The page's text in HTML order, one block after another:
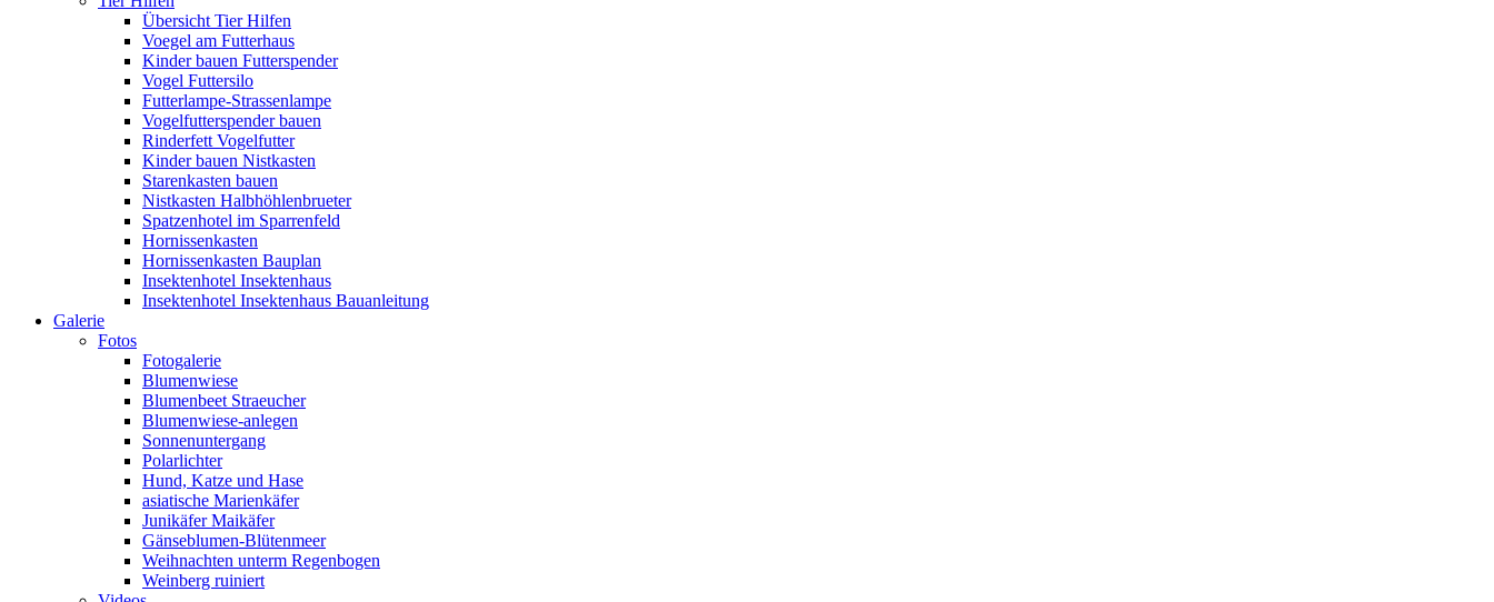
Übersicht Tier Hilfen
Voegel am Futterhaus
Kinder bauen Futterspender
Vogel Futtersilo
Futterlampe-Strassenlampe
Vogelfutterspender bauen
Rinderfett Vogelfutter
Kinder bauen Nistkasten
Starenkasten bauen
Nistkasten Halbhöhlenbrueter
Spatzenhotel im Sparrenfeld
Hornissenkasten
Hornissenkasten Bauplan
Insektenhotel Insektenhaus
Insektenhotel Insektenhaus Bauanleitung
Galerie
Fotos
Fotogalerie
Blumenwiese
Blumenbeet Straeucher
Blumenwiese-anlegen
Sonnenuntergang
Polarlichter
Hund, Katze und Hase
asiatische Marienkäfer
Junikäfer Maikäfer
Gänseblumen-Blütenmeer
Weihnachten unterm Regenbogen
Weinberg ruiniert